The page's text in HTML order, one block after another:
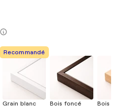
Recommandé
Grain blanc
Bois foncé
Bois